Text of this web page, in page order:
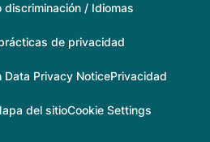
discriminación / Idiomas
de privacidad
Data Privacy NoticePrivacidad
del sitioCookie Settings